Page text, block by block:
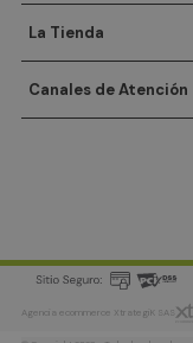
La Tienda
Canales de Atención
Agencia ecommerce XtrategiK SAS